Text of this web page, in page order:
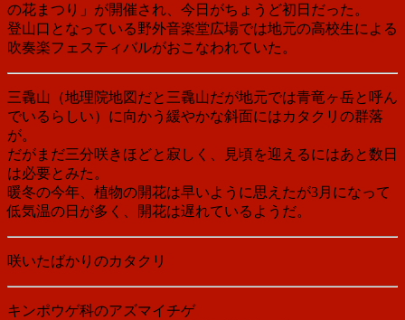
の花まつり」が開催され、今日がちょうど初日だった。
登山口となっている野外音楽堂広場では地元の高校生による
吹奏楽フェスティバルがおこなわれていた。
三毳山（地理院地図だと三毳山だが地元では青竜ヶ岳と呼ん
でいるらしい）に向かう緩やかな斜面にはカタクリの群落
が。
だがまだ三分咲きほどと寂しく、見頃を迎えるにはあと数日
は必要とみた。
暖冬の今年、植物の開花は早いように思えたが3月になって
低気温の日が多く、開花は遅れているようだ。
咲いたばかりのカタクリ
キンポウゲ科のアズマイチゲ